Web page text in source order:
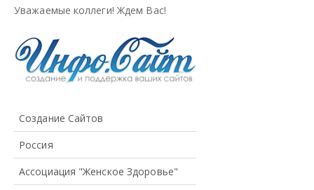
Уважаемые коллеги! Ждем Вас!
Создание Сайтов
Россия
Ассоциация "Женское Здоровье"